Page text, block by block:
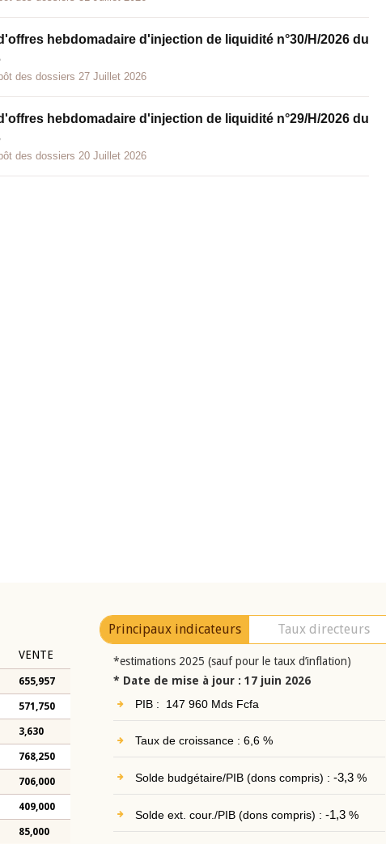
hebdomadaire d'injection de liquidité n°30/H/2026 du
des dossiers 27 Juillet 2026
hebdomadaire d'injection de liquidité n°29/H/2026 du
des dossiers 20 Juillet 2026
VENTE
655,957
571,750
3,630
768,250
706,000
409,000
85,000
Principaux indicateurs Taux directeurs
*estimations 2025 (sauf pour le taux d’inflation)
* Date de mise à jour : 17 juin 2026
PIB : 147 960 Mds Fcfa
Taux de croissance : 6,6 %
Solde budgétaire/PIB (dons compris) : -3,3%
Solde ext. cour./PIB (dons compris) : -1,3%